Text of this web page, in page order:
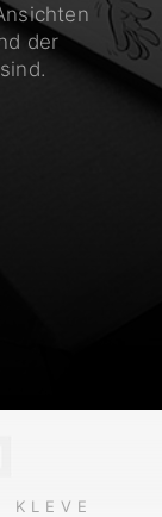
der
KLEVE